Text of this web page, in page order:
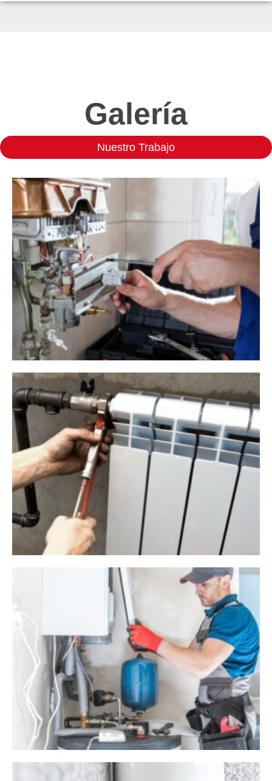
Galería
Nuestro Trabajo